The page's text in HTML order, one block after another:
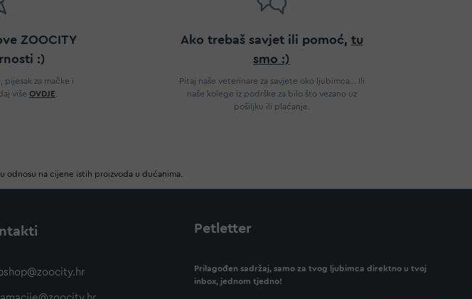
ZOOCITY
:)
pijesak za mačke i
više OVDJE
Ako trebaš savjet ili pomoć, tu
smo :)
Pitaj naše veterinare za savjete oko ljubimca... Ili
naše kolege iz podrške za bilo što vezano uz
pošiljku ili plaćanje.
odnosu na cijene istih proizvoda u dućanima.
Petletter
Prilagođen sadržaj, samo za tvog ljubimca direktno u tvoj
inbox, jednom tjedno!